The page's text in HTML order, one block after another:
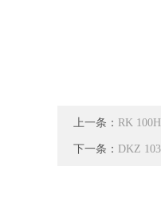
上一条： RK
下一条： DKZ